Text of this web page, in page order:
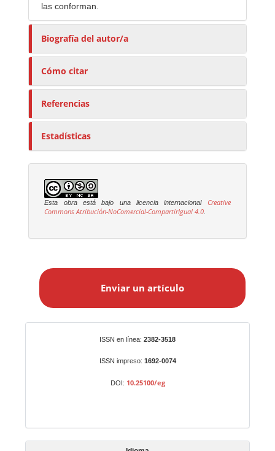
las conforman.
Biografía del autor/a
Cómo citar
Referencias
Estadísticas
Esta obra está bajo una licencia internacional
Creative
Commons Atribución-NoComercial-CompartirIgual 4.0
a
c
Enviar un artículo
ISSN en línea: 2382-3518
ISSN impreso: 1692-0074
DOI: 10.25100/eg